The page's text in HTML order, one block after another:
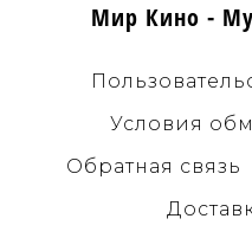
Мир Кино -
Условия
Обратная связь